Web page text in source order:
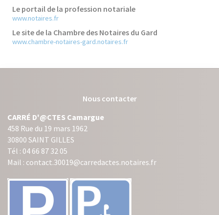
Le portail de la profession notariale
www.notaires.fr
Le site de la Chambre des Notaires du Gard
www.chambre-notaires-gard.notaires.fr
Nous contacter
CARRÉ D'@CTES Camargue
458 Rue du 19 mars 1962
30800 SAINT GILLES
Tél : 04 66 87 32 05
Mail : contact.30019@carredactes.notaires.fr